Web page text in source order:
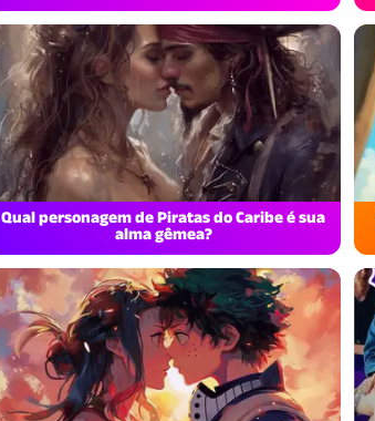
Qual personagem de Piratas do Caribe é sua
alma gêmea?